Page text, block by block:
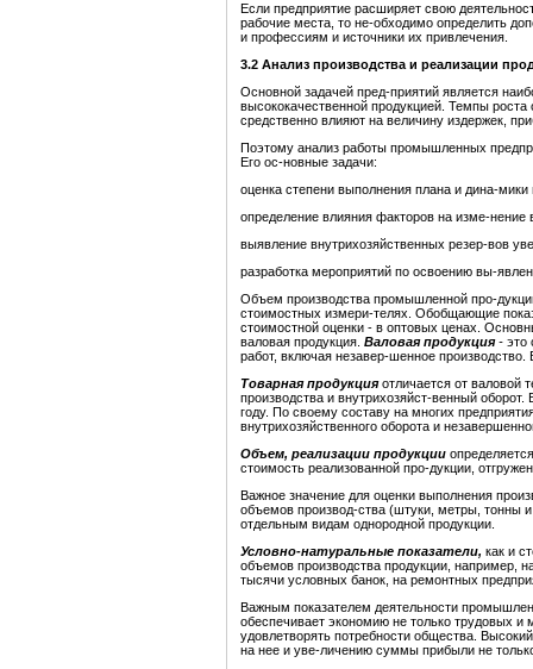
Если предприятие расширяет свою
рабочие места, то не-обходимо определить
и профессиям и источники их привлечения.
3.2 Анализ производства и реализации
Основной задачей пред-приятий является
высококачественной продукцией. Темпы
средственно влияют на величину издержек,
Поэтому анализ работы промышленных
Его ос-новные задачи:
оценка степени выполнения плана и дина-мики
определение влияния факторов на изме-нение
выявление внутрихозяйственных резер-вов
разработка мероприятий по освоению вы-
Объем производства промышленной про-
стоимостных измери-телях. Обобщающие
стоимостной оценки - в оптовых ценах.
валовая продукция. Валовая продукция- это
работ, включая незавер-шенное
Товарная продукцияотличается от валовой
производства и внутрихозяйст-венный
году. По своему составу на многих
внутрихозяйственного оборота и
Объем, реализации продукции
стоимость реализованной про-дукции,
Важное значение для оценки выполнения
объемов производ-ства (штуки, метры, тонны
отдельным видам однородной продукции.
Условно-натуральные показатели, как и
объемов производства продукции, например,
тысячи условных банок, на ремонтных
Важным показателем деятельности
обеспечивает экономию не только трудовых и
удовлетворять потребности общества.
на нее и уве-личению суммы прибыли не